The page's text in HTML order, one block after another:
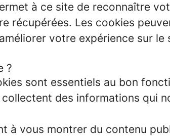
à ce site de reconnaître
récupérées. Les cookies
votre expérience sur
?
sont essentiels au bon
des informations qui
à vous montrer du contenu